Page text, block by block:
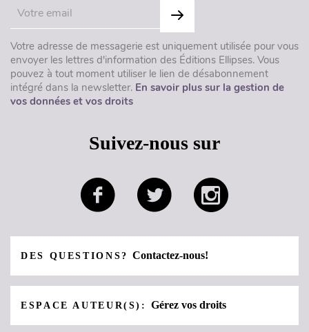
Votre adresse de messagerie est uniquement utilisée pour vous
envoyer les lettres d'information des Éditions Ellipses. Vous
pouvez à tout moment utiliser le lien de désabonnement
intégré dans la newsletter. En savoir plus sur la gestion de
vos données et vos droits
Suivez-nous sur
DES QUESTIONS?Contactez-nous!
ESPACE AUTEUR(S):Gérez vos droits